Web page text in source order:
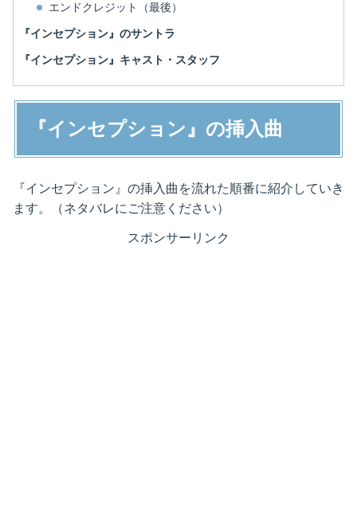
エンドクレジット（最後）
『インセプション』のサントラ
『インセプション』キャスト・スタッフ
『インセプション』の挿入曲
『インセプション』の挿入曲を流れた順番に紹介していき
ます。（ネタバレにご注意ください）
スポンサーリンク